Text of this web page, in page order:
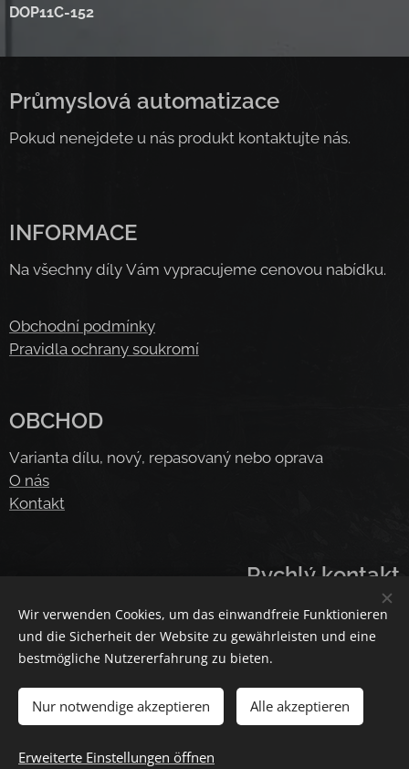
DOP11C-152
Průmyslová automatizace
Pokud nenejdete u nás produkt kontaktujte nás.
INFORMACE
Na všechny díly Vám vypracujeme cenovou nabídku.
Obchodní podmínky
Pravidla ochrany soukromí
OBCHOD
Varianta dílu, nový, repasovaný nebo oprava
O nás
Kontakt
Rychlý kontakt
E-mail: obchod@plcecka.czobchod@plcecka.cz
Telefon: +420 776 034823
Cookies
Wir verwenden Cookies, um das einwandfreie Funktionieren
und die Sicherheit der Website zu gewährleisten und eine
bestmögliche Nutzererfahrung zu bieten.
Nur notwendige akzeptieren Alle akzeptieren
Erweiterte Einstellungen öffnen